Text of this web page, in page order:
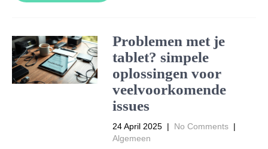
Problemen met je
tablet? simpele
oplossingen voor
veelvoorkomende
issues
24 April 2025 | No Comments |
Algemeen